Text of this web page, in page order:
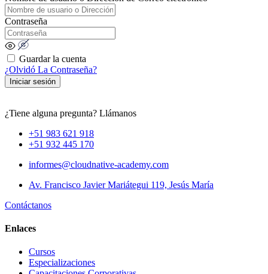
Contraseña
Guardar la cuenta
¿Olvidó La Contraseña?
Iniciar sesión
¿Tiene alguna pregunta? Llámanos
+51 983 621 918
+51 932 445 170
informes@cloudnative-academy.com
Av. Francisco Javier Mariátegui 119, Jesús María
Contáctanos
Enlaces
Cursos
Especializaciones